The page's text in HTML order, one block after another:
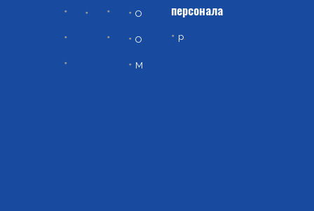
Профиль Компании
Культурный коридор
Культурный центр
СертификатНовости компании
Новости промышленности
персонала
резерв талантов